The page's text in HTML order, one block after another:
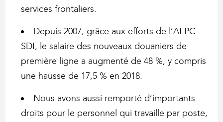
services frontaliers.
Depuis 2007, grâce aux efforts de l’AFPC-
SDI, le salaire des nouveaux douaniers de
première ligne a augmenté de 48 %, y compris
une hausse de 17,5 % en 2018.
Nous avons aussi remporté d’importants
droits pour le personnel qui travaille par poste,